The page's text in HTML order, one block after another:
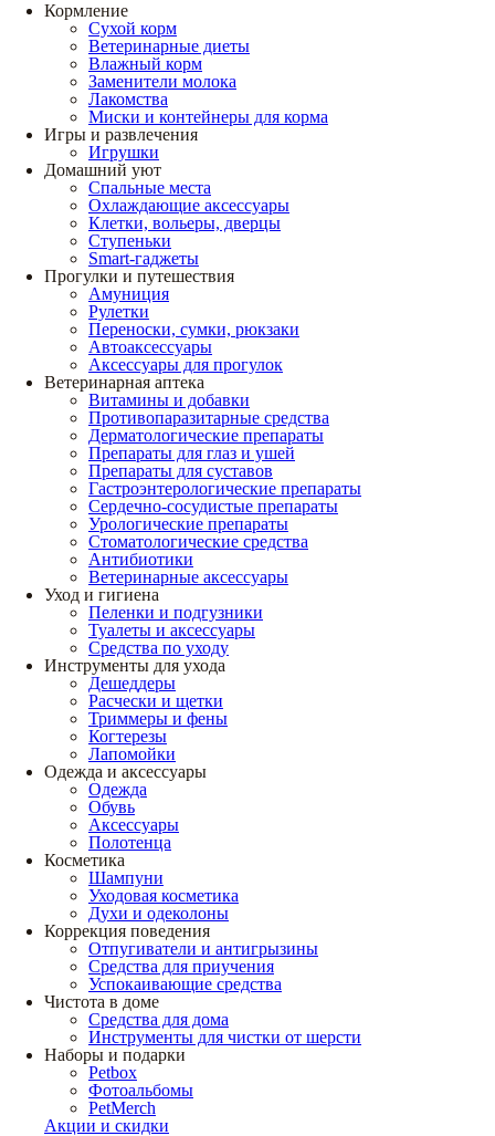
Кормление
Сухой корм
Ветеринарные диеты
Влажный корм
Заменители молока
Лакомства
Миски и контейнеры для корма
Игры и развлечения
Игрушки
Домашний уют
Спальные места
Охлаждающие аксессуары
Клетки, вольеры, дверцы
Ступеньки
Smart-гаджеты
Прогулки и путешествия
Амуниция
Рулетки
Переноски, сумки, рюкзаки
Автоаксессуары
Аксессуары для прогулок
Ветеринарная аптека
Витамины и добавки
Противопаразитарные средства
Дерматологические препараты
Препараты для глаз и ушей
Препараты для суставов
Гастроэнтерологические препараты
Сердечно-сосудистые препараты
Урологические препараты
Стоматологические средства
Антибиотики
Ветеринарные аксессуары
Уход и гигиена
Пеленки и подгузники
Туалеты и аксессуары
Средства по уходу
Инструменты для ухода
Дешеддеры
Расчески и щетки
Триммеры и фены
Когтерезы
Лапомойки
Одежда и аксессуары
Одежда
Обувь
Аксессуары
Полотенца
Косметика
Шампуни
Уходовая косметика
Духи и одеколоны
Коррекция поведения
Отпугиватели и антигрызины
Средства для приучения
Успокаивающие средства
Чистота в доме
Средства для дома
Инструменты для чистки от шерсти
Наборы и подарки
Petbox
Фотоальбомы
PetMerch
Акции и скидки